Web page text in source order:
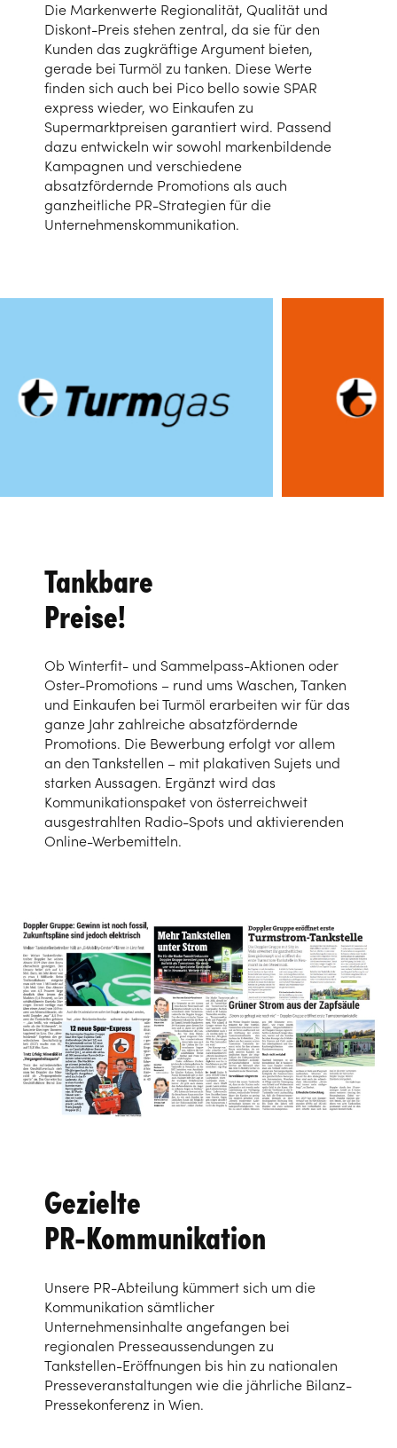
Die Markenwerte Regionalität, Qualität und
Diskont-Preis stehen zentral, da sie für den
Kunden das zugkräftige Argument bieten,
gerade bei Turmöl zu tanken. Diese Werte
finden sich auch bei Pico bello sowie SPAR
express wieder, wo Einkaufen zu
Supermarktpreisen garantiert wird. Passend
dazu entwickeln wir sowohl markenbildende
Kampagnen und verschiedene
absatzfördernde Promotions als auch
ganzheitliche PR-Strategien für die
Unternehmenskommunikation.
Tankbare
Preise!
Ob Winterfit- und Sammelpass-Aktionen oder
Oster-Promotions – rund ums Waschen, Tanken
und Einkaufen bei Turmöl erarbeiten wir für das
ganze Jahr zahlreiche absatzfördernde
Promotions. Die Bewerbung erfolgt vor allem
an den Tankstellen – mit plakativen Sujets und
starken Aussagen. Ergänzt wird das
Kommunikationspaket von österreichweit
ausgestrahlten Radio-Spots und aktivierenden
Online-Werbemitteln.
Gezielte
PR-Kommunikation
Unsere PR-Abteilung kümmert sich um die
Kommunikation sämtlicher
Unternehmensinhalte angefangen bei
regionalen Presseaussendungen zu
Tankstellen-Eröffnungen bis hin zu nationalen
Presseveranstaltungen wie die jährliche Bilanz-
Pressekonferenz in Wien.